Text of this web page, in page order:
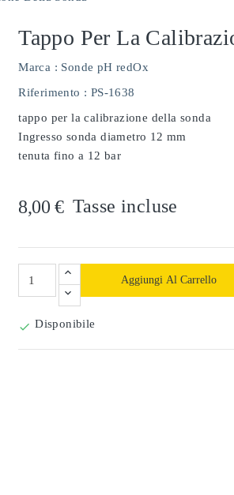
Tappo Per La
Marca : Sonde pH redOx
Riferimento : PS-1638
tappo per la calibrazione della sonda
Ingresso sonda diametro 12 mm
tenuta fino a 12 bar
8,00 € Tasse incluse
Aggiungi Al Carrello
 Disponibile